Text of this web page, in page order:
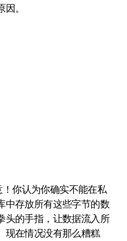
。
你认为你确实不能在私
中存放所有这些字节的数
头的手指，让数据流入所
现在情况没有那么糟糕